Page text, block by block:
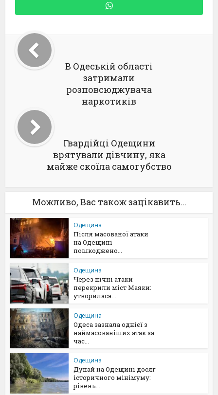
В Одеській області
затримали
розповсюджувача
наркотиків
Гвардійці Одещини
врятували дівчину, яка
майже скоїла самогубство
Можливо, Вас також зацікавить...
Одещина
Після масованої атаки
на Одещині
пошкоджено...
Одещина
Через нічні атаки
перекрили міст Маяки:
утворилася...
Одещина
Одеса зазнала однієї з
наймасованіших атак за
час...
Одещина
Дунай на Одещині досяг
історичного мінімуму:
рівень...